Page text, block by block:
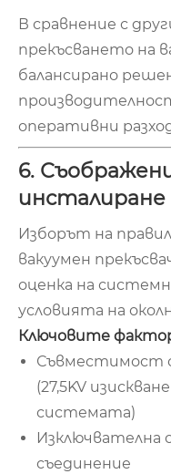
В сравнение с
прекъсването на
балансирано
оперативни
6.
инсталиране
Изборът на
вакуумен
оценка на
условията на
Ключовите
Съвместимост
(27,5KV
системата)
Изключвателна
съединение